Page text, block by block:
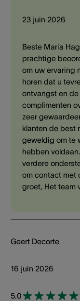
23 juin 2026
Beste Maria
prachtige
om uw ervaring
horen dat u
ontvangst en
complimenten
zeer
klanten de best
geweldig om te
hebben
verdere
om contact met
groet, Het team
Geert Decorte
16 juin 2026
5.0